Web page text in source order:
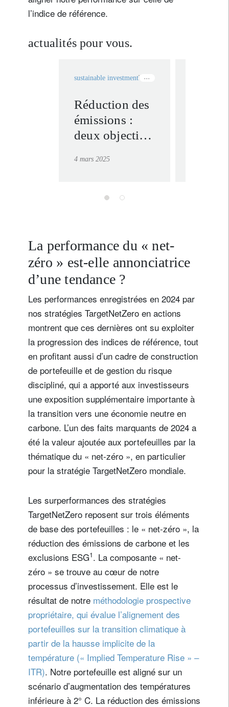
l’indice de référence.
actualités pour vous.
sustainable investment TNZ equities
Réduction des
émissions :
deux objectifs
sidérurgie et le
maritime
4 mars 2025
La performance du « net-
zéro » est-elle annonciatrice
d’une tendance ?
Les performances enregistrées en 2024 par
nos stratégies TargetNetZero en actions
montrent que ces dernières ont su exploiter
la progression des indices de référence, tout
en profitant aussi d’un cadre de construction
de portefeuille et de gestion du risque
discipliné, qui a apporté aux investisseurs
une exposition supplémentaire importante à
la transition vers une économie neutre en
carbone. L’un des faits marquants de 2024 a
été la valeur ajoutée aux portefeuilles par la
thématique du « net-zéro », en particulier
pour la stratégie TargetNetZero mondiale.
Les surperformances des stratégies
TargetNetZero reposent sur trois éléments
de base des portefeuilles : le « net-zéro », la
réduction des émissions de carbone et les
exclusions ESG1. La composante « net-
zéro » se trouve au cœur de notre
processus d’investissement. Elle est le
résultat de notre méthodologie prospective
propriétaire, qui évalue l’alignement des
portefeuilles sur la transition climatique à
partir de la hausse implicite de la
température (« Implied Temperature Rise » –
ITR). Notre portefeuille est aligné sur un
scénario d’augmentation des températures
inférieure à 2° C. La réduction des émissions